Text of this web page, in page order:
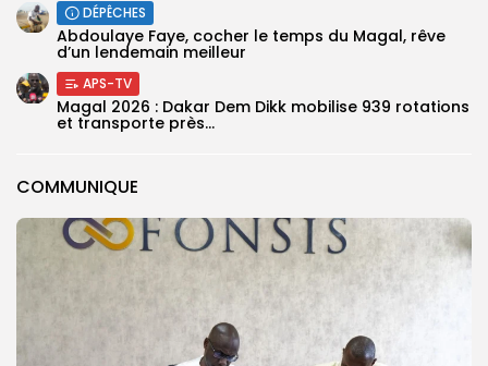
COMMUNIQUE
DÉPÊCHES
Abdoulaye Faye, cocher le temps du Magal, rêve
d’un lendemain meilleur
APS-TV
Magal 2026 : Dakar Dem Dikk mobilise 939 rotations
et transporte près...